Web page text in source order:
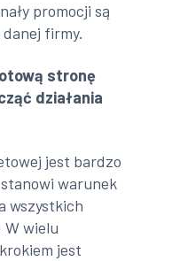
promocji są
firmy.
stronę
działania
jest bardzo
warunek
wszystkich
W wielu
jest